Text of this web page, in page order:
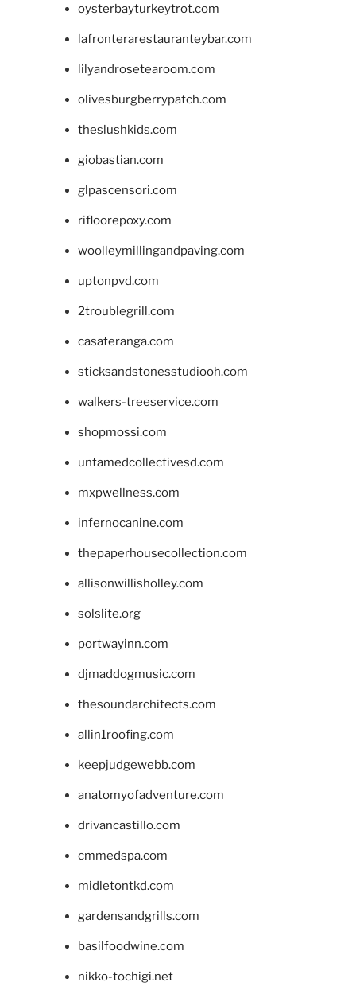
oysterbayturkeytrot.com
lafronterarestauranteybar.com
lilyandrosetearoom.com
olivesburgberrypatch.com
theslushkids.com
giobastian.com
glpascensori.com
rifloorepoxy.com
woolleymillingandpaving.com
uptonpvd.com
2troublegrill.com
casateranga.com
sticksandstonesstudiooh.com
walkers-treeservice.com
shopmossi.com
untamedcollectivesd.com
mxpwellness.com
infernocanine.com
thepaperhousecollection.com
allisonwillisholley.com
solslite.org
portwayinn.com
djmaddogmusic.com
thesoundarchitects.com
allin1roofing.com
keepjudgewebb.com
anatomyofadventure.com
drivancastillo.com
cmmedspa.com
midletontkd.com
gardensandgrills.com
basilfoodwine.com
nikko-tochigi.net